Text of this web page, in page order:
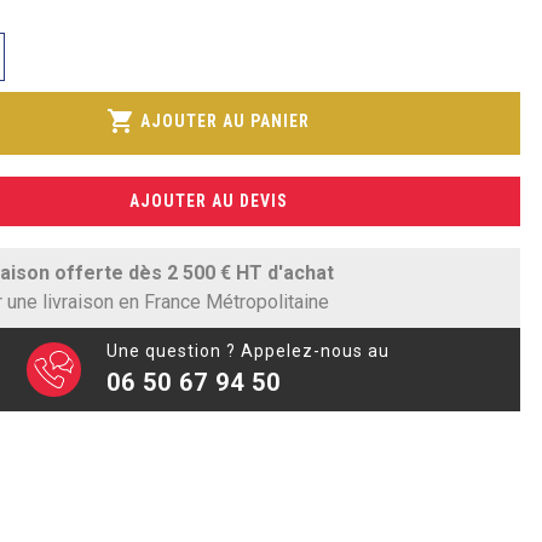
shopping_cart AJOUTER AU PANIER
AJOUTER AU DEVIS
offerte dès 2 500 € HT d'achat
une livraison en France Métropolitaine
Une question ? Appelez-nous au
06 50 67 94 50